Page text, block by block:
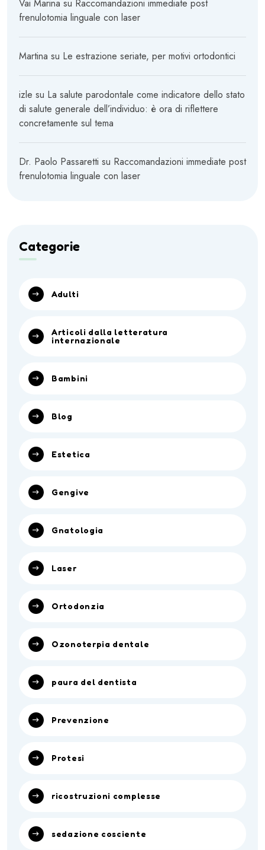
Vai Marina su Raccomandazioni immediate post
frenulotomia linguale con laser
Martina su Le estrazione seriate, per motivi ortodontici
izle su La salute parodontale come indicatore dello stato
di salute generale dell’individuo: è ora di riflettere
concretamente sul tema
Dr. Paolo Passaretti su Raccomandazioni immediate post
frenulotomia linguale con laser
Categorie
Adulti
Articoli dalla letteratura
internazionale
Bambini
Blog
Estetica
Gengive
Gnatologia
Laser
Ortodonzia
Ozonoterpia dentale
paura del dentista
Prevenzione
Protesi
ricostruzioni complesse
sedazione cosciente